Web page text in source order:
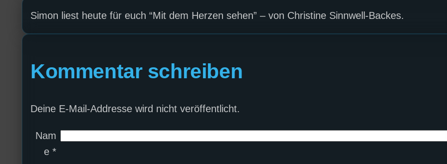
Simon liest heute für euch “Mit dem Herzen sehen” – von Christine Sinnwell-Backes.
Kommentar schreiben
Deine E-Mail-Addresse wird nicht veröffentlicht.
Nam
e *